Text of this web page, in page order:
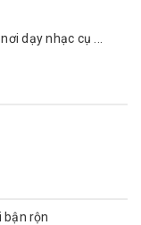
dạy nhạc cụ ...
bận rộn